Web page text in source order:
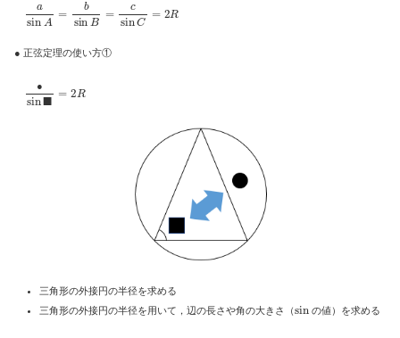
sin B =2
● 正弦定理の使い方①
sin R
三角形の外接円の半径を求める
三角形の外接円の半径を用いて，辺の長さや角の大きさ（ sin の値）を求める